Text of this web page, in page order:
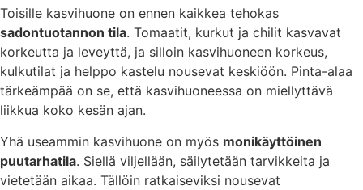
Toisille kasvihuone on ennen kaikkea tehokas
sadontuotannon tila. Tomaatit, kurkut ja chilit kasvavat
korkeutta ja leveyttä, ja silloin kasvihuoneen korkeus,
kulkutilat ja helppo kastelu nousevat keskiöön. Pinta-alaa
tärkeämpää on se, että kasvihuoneessa on miellyttävä
liikkua koko kesän ajan.
Yhä useammin kasvihuone on myös monikäyttöinen
puutarhatila. Siellä viljellään, säilytetään tarvikkeita ja
vietetään aikaa. Tällöin ratkaiseviksi nousevat